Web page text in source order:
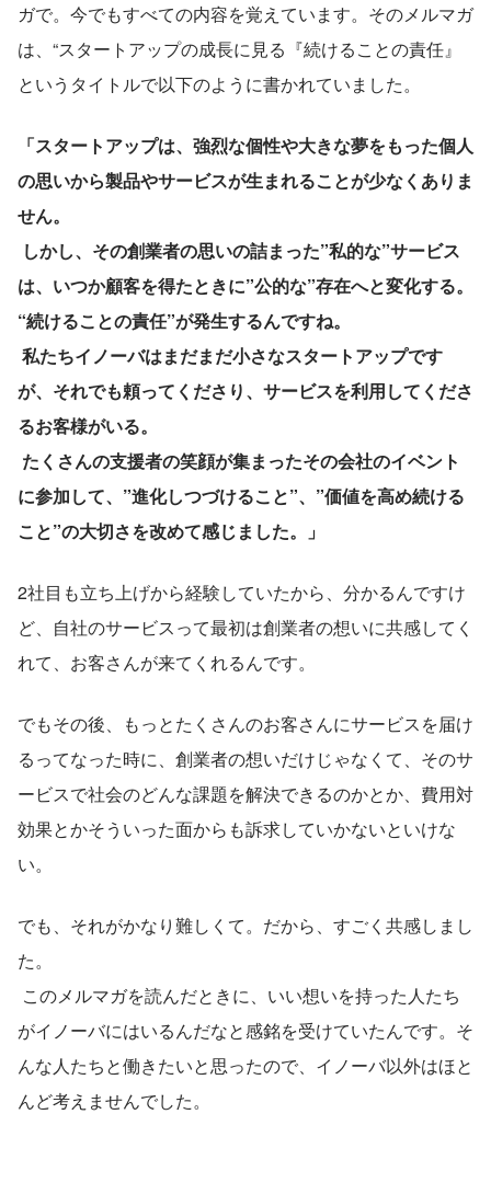
ガで。今でもすべての内容を覚えています。そのメルマガ
は、“スタートアップの成長に見る『続けることの責任』
というタイトルで以下のように書かれていました。
「スタートアップは、強烈な個性や大きな夢をもった個人
の思いから製品やサービスが生まれることが少なくありま
せん。
は、いつか顧客を得たときに”公的な”存在へと変化する。
“続けることの責任”が発生するんですね。
が、それでも頼ってくださり、サービスを利用してくださ
るお客様がいる。
に参加して、”進化しつづけること”、”価値を高め続ける
こと”の大切さを改めて感じました。」
2社目も立ち上げから経験していたから、分かるんですけ
ど、自社のサービスって最初は創業者の想いに共感してく
れて、お客さんが来てくれるんです。
でもその後、もっとたくさんのお客さんにサービスを届け
るってなった時に、創業者の想いだけじゃなくて、そのサ
ービスで社会のどんな課題を解決できるのかとか、費用対
効果とかそういった面からも訴求していかないといけな
い。
でも、それがかなり難しくて。だから、すごく共感しまし
た。
がイノーバにはいるんだなと感銘を受けていたんです。そ
んな人たちと働きたいと思ったので、イノーバ以外はほと
んど考えませんでした。